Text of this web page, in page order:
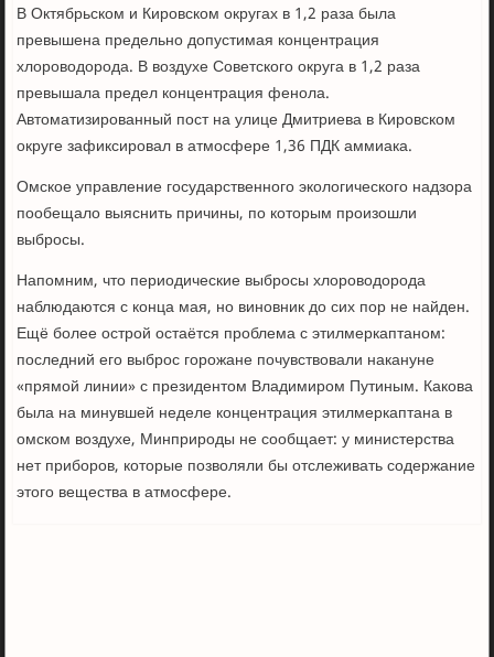
В Октябрьском и Кировском округах в 1,2 раза была
превышена предельно допустимая концентрация
хлороводорода. В воздухе Советского округа в 1,2 раза
превышала предел концентрация фенола.
Автоматизированный пост на улице Дмитриева в Кировском
округе зафиксировал в атмосфере 1,36 ПДК аммиака.
Омское управление государственного экологического надзора
пообещало выяснить причины, по которым произошли
выбросы.
Напомним, что периодические выбросы хлороводорода
наблюдаются с конца мая, но виновник до сих пор не найден.
Ещё более острой остаётся проблема с этилмеркаптаном:
последний его выброс горожане почувствовали накануне
«прямой линии» с президентом Владимиром Путиным. Какова
была на минувшей неделе концентрация этилмеркаптана в
омском воздухе, Минприроды не сообщает: у министерства
нет приборов, которые позволяли бы отслеживать содержание
этого вещества в атмосфере.